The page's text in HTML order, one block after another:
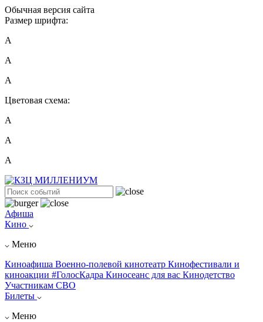
Обычная версия сайта
Размер шрифта:
A
A
A
Цветовая схема:
А
А
А
Афиша
Кино
Меню
Киноафиша Военно-полевой кинотеатр Кинофестивали и
киноакции #ГолосКадра Киносеанс для вас Кинодетство
Участникам СВО
Билеты
Меню